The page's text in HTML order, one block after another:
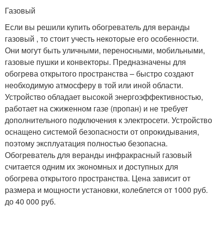
Газовый
Если вы решили купить обогреватель для веранды
газовый , то стоит учесть некоторые его особенности.
Они могут быть уличными, переносными, мобильными,
газовые пушки и конвекторы. Предназначены для
обогрева открытого пространства – быстро создают
необходимую атмосферу в той или иной области.
Устройство обладает высокой энергоэффективностью,
работает на сжиженном газе (пропан) и не требует
дополнительного подключения к электросети. Устройство
оснащено системой безопасности от опрокидывания,
поэтому эксплуатация полностью безопасна.
Обогреватель для веранды инфракрасный газовый
считается одним их экономных и доступных для
обогрева открытого пространства. Цена зависит от
размера и мощности установки, колеблется от 1000 руб.
до 40 000 руб.